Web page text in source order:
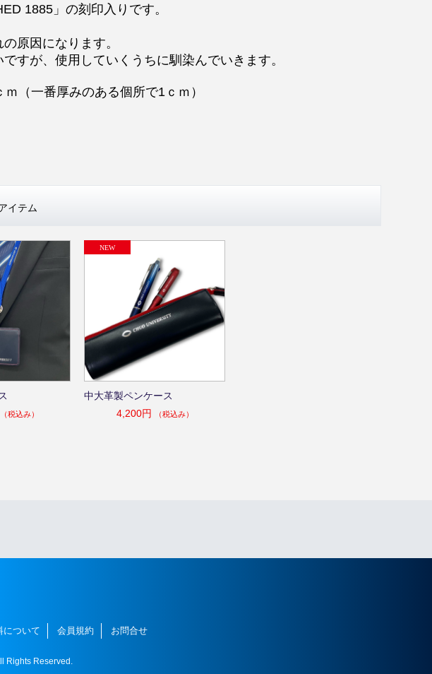
1885」の刻印入りです。
原因になります。
すが、使用していくうちに馴染んでいきます。
（一番厚みのある個所で1ｃｍ）
イテム
（税込み）
中大革製ペンケース
4,200円
（税込み）
について 会員規約 お問合せ
Rights Reserved.